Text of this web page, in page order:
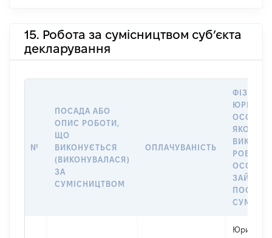
15. Робота за сумісництвом суб’єкта
декларування
№
ПОСАДА АБО
ОПИС РОБОТИ,
ЩО
ВИКОНУЄТЬСЯ
(ВИКОНУВАЛАСЯ)
ЗА
СУМІСНИЦТВОМ
ОПЛАЧУВАНІСТЬ
ОСОБА,
ЯКОЇ
РОБОТА
ОСОБА
ПОСАДУ
Юридична